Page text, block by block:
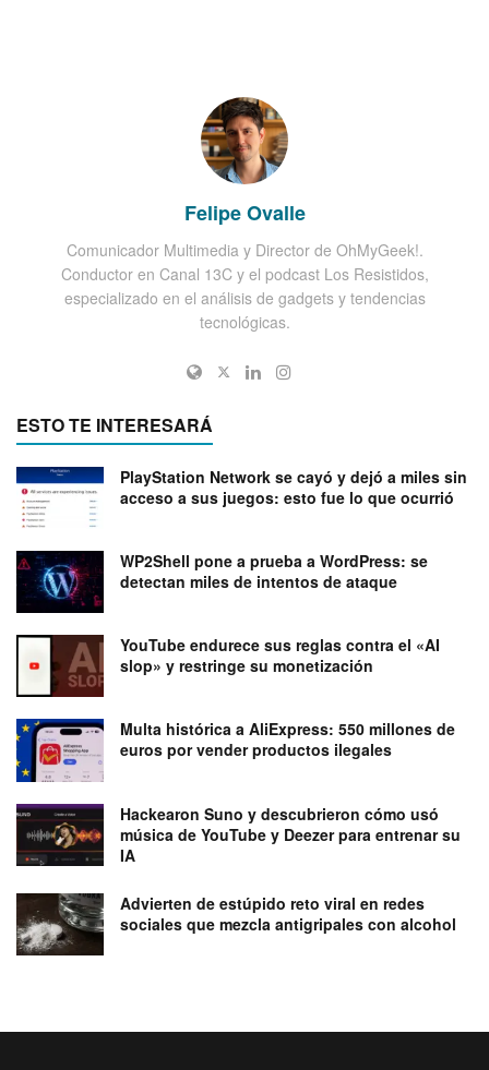
Felipe Ovalle
Comunicador Multimedia y Director de OhMyGeek!.
Conductor en Canal 13C y el podcast Los Resistidos,
especializado en el análisis de gadgets y tendencias
tecnológicas.
ESTO TE INTERESARÁ
PlayStation Network se cayó y dejó a miles sin
acceso a sus juegos: esto fue lo que ocurrió
WP2Shell pone a prueba a WordPress: se
detectan miles de intentos de ataque
YouTube endurece sus reglas contra el «AI
slop» y restringe su monetización
Multa histórica a AliExpress: 550 millones de
euros por vender productos ilegales
Hackearon Suno y descubrieron cómo usó
música de YouTube y Deezer para entrenar su
IA
Advierten de estúpido reto viral en redes
sociales que mezcla antigripales con alcohol